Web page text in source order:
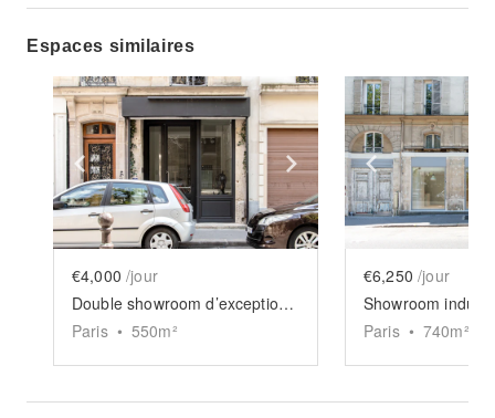
Espaces similaires
Show previous slide Show next slide
€4,000 /jour
Double showroom d’exception Goncourt
Paris • 550m²
Show
€6,250 /jour
Paris • 740m²